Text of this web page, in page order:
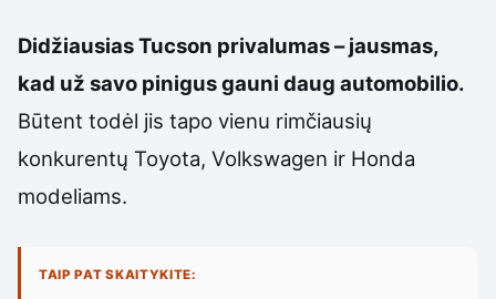
Didžiausias Tucson privalumas – jausmas,
kad už savo pinigus gauni daug automobilio.
Būtent todėl jis tapo vienu rimčiausių
konkurentų Toyota, Volkswagen ir Honda
modeliams.
TAIP PAT SKAITYKITE: